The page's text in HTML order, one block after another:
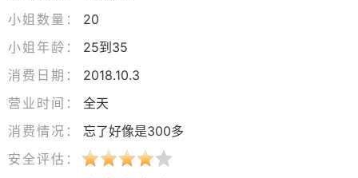
小姐数量：
20
小姐年龄：
25到35
消费日期：
2018.10.3
营业时间：
全天
消费情况：
忘了好像是300多
安全评估：